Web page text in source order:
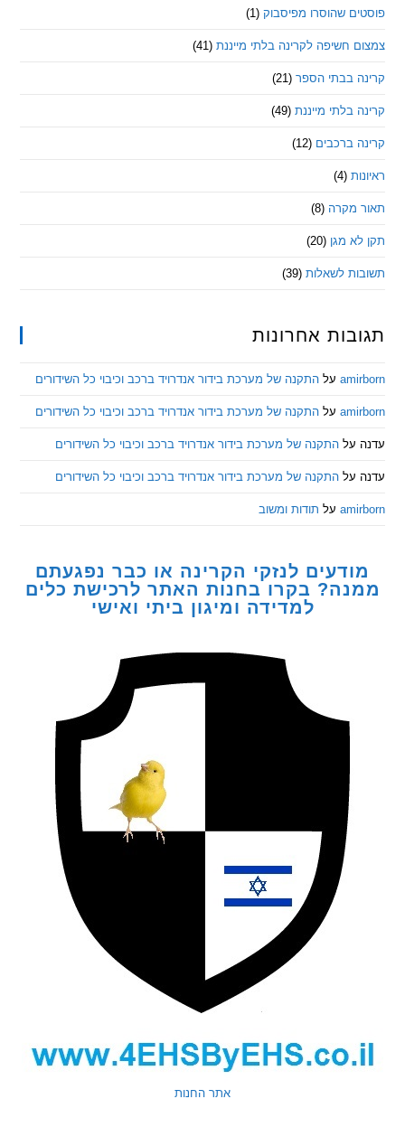
שהוסרו מפיסבוק (1)
חשיפה לקרינה בלתי מייננת (41)
בבתי הספר (21)
מייננת (49)
ברכבים (12)
(8)
מגן (20)
לשאלות (39)
אחרונות
עלהתקנה של מערכת בידור אנדרויד ברכב וכיבוי כל השידורים
עלהתקנה של מערכת בידור אנדרויד ברכב וכיבוי כל השידורים
התקנה של מערכת בידור אנדרויד ברכב וכיבוי כל השידורים
התקנה של מערכת בידור אנדרויד ברכב וכיבוי כל השידורים
עלתודות ומשוב
לנזקי הקרינה או כבר נפגעתם
בקרו בחנות האתר לרכישת כלים
למדידה ומיגון ביתי ואישי
אתר החנות